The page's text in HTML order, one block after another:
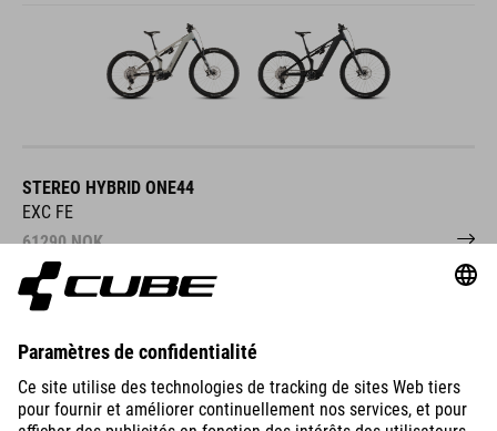
STEREO HYBRID ONE44
EXC FE
61290NOK